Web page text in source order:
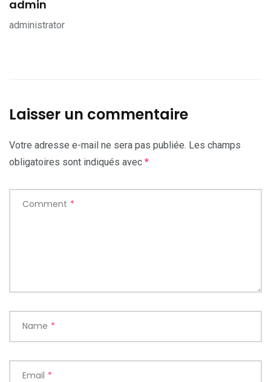
admin
administrator
Laisser un commentaire
Votre adresse e-mail ne sera pas publiée. Les champs
obligatoires sont indiqués avec *
Comment *
Name *
Email *